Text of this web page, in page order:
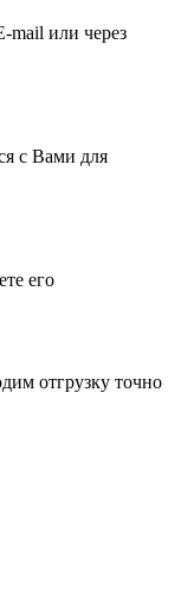
mail или через
с Вами для
его
отгрузку точно